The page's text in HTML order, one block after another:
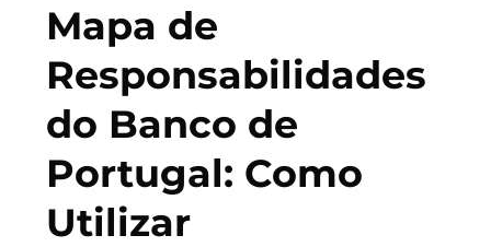
Mapa de
Responsabilidades
do Banco de
Portugal: Como
Utilizar